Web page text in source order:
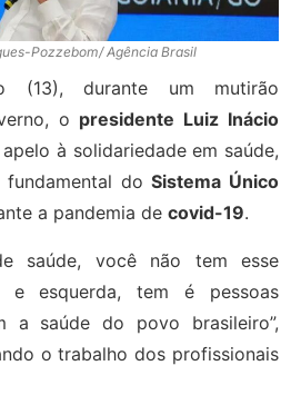
Pozzebom/ Agência Brasil
(13), durante um mutirão
o presidente Luiz Inácio
à solidariedade em saúde,
fundamental doSistema Único
a pandemia de covid-19.
saúde, você não tem esse
e esquerda, tem é pessoas
a saúde do povo brasileiro”,
o trabalho dos profissionais